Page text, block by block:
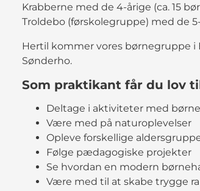
Krabberne med de 4-årige (ca. 15
Troldebo (førskolegruppe) med de
Hertil kommer vores børnegruppe i
Sønderho.
Som praktikant får du lov
Deltage i aktiviteter med
Være med på naturoplevelser
Opleve forskellige
Følge pædagogiske projekter
Se hvordan en modern
Være med til at skabe trygge